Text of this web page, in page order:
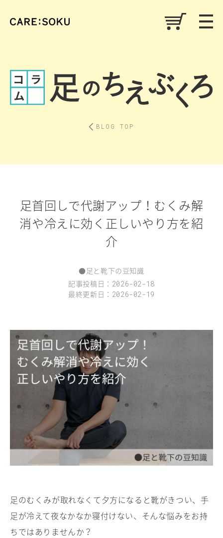
BLOG TOP
足首回しで代謝アップ！むくみ解
消や冷えに効く正しいやり方を紹
介
●足と靴下の豆知識
記事投稿日： 2026-02-18
最終更新日： 2026-02-19
足のむくみが取れなくて夕方になると靴がきつい、手
足が冷えて夜なかなか寝付けない、そんな悩みをお持
ちではありませんか？